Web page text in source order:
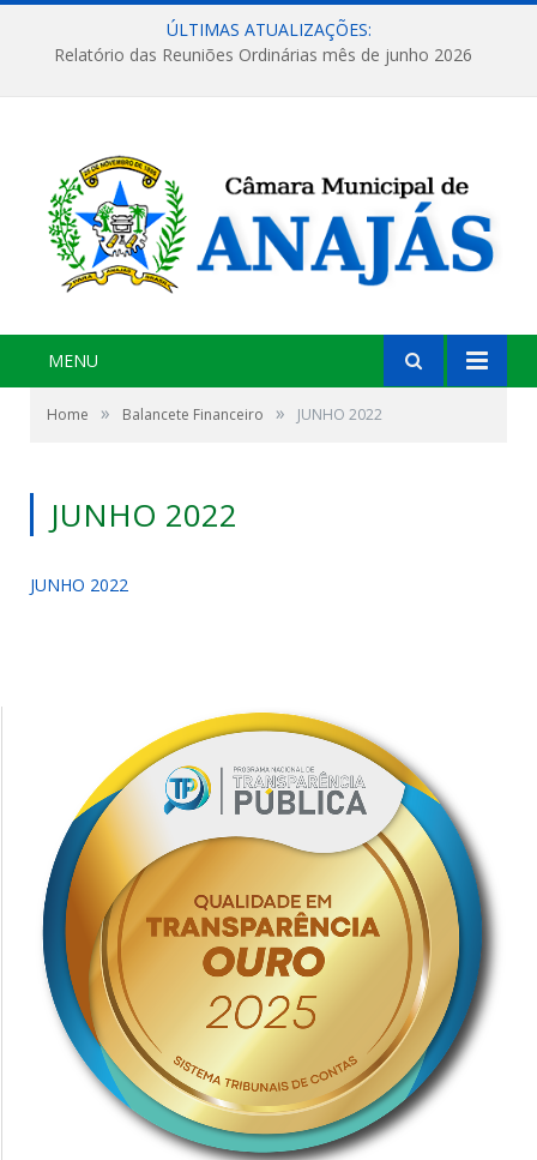
ÚLTIMAS ATUALIZAÇÕES:
Relatório das Reuniões Ordinárias mês de junho 2026
MENU
Home » Balancete Financeiro » JUNHO 2022
JUNHO 2022
JUNHO 2022